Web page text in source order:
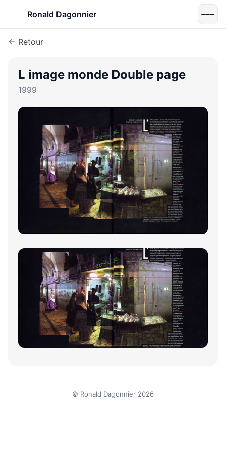
Ronald Dagonnier
← Retour
L image monde Double page
1999
© Ronald Dagonnier 2026